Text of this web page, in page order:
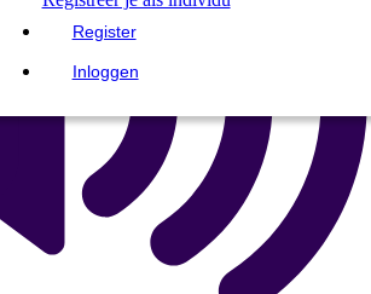
Register
Inloggen